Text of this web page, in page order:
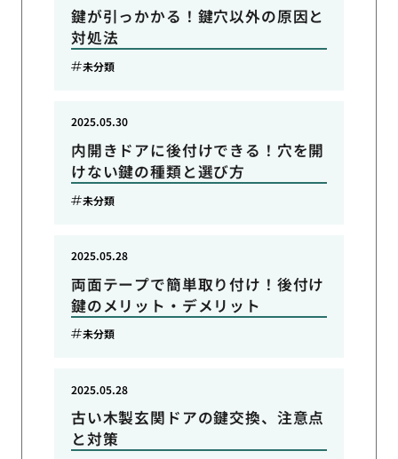
鍵が引っかかる！鍵穴以外の原因と
対処法
未分類
内開きドアに後付けできる！穴を開
けない鍵の種類と選び方
2025.05.30
未分類
両面テープで簡単取り付け！後付け
鍵のメリット・デメリット
2025.05.28
未分類
古い木製玄関ドアの鍵交換、注意点
と対策
2025.05.28